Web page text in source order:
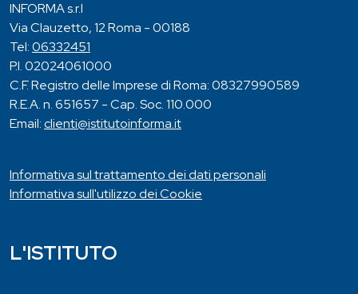
INFORMA s.r.l
Via Clauzetto, 12 Roma - 00188
Tel:06332451
P.I. 02024061000
C.F. Registro delle Imprese di Roma: 08327990589
R.E.A. n. 651657 - Cap. Soc. 110.000
Email:clienti@istitutoinforma.it
Informativa sul trattamento dei dati personali
Informativa sull'utilizzo dei Cookie
L'ISTITUTO